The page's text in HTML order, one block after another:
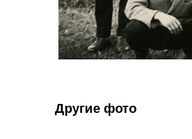
Другие фото